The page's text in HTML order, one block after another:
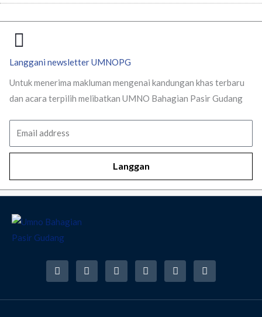
Langgani newsletter UMNOPG
Untuk menerima makluman mengenai kandungan khas terbaru
dan acara terpilih melibatkan UMNO Bahagian Pasir Gudang
Langgan
F
a
c
b
I
n
s
a
T
w
i
t
Y
o
u
u
T
i
k
o
R
s
s